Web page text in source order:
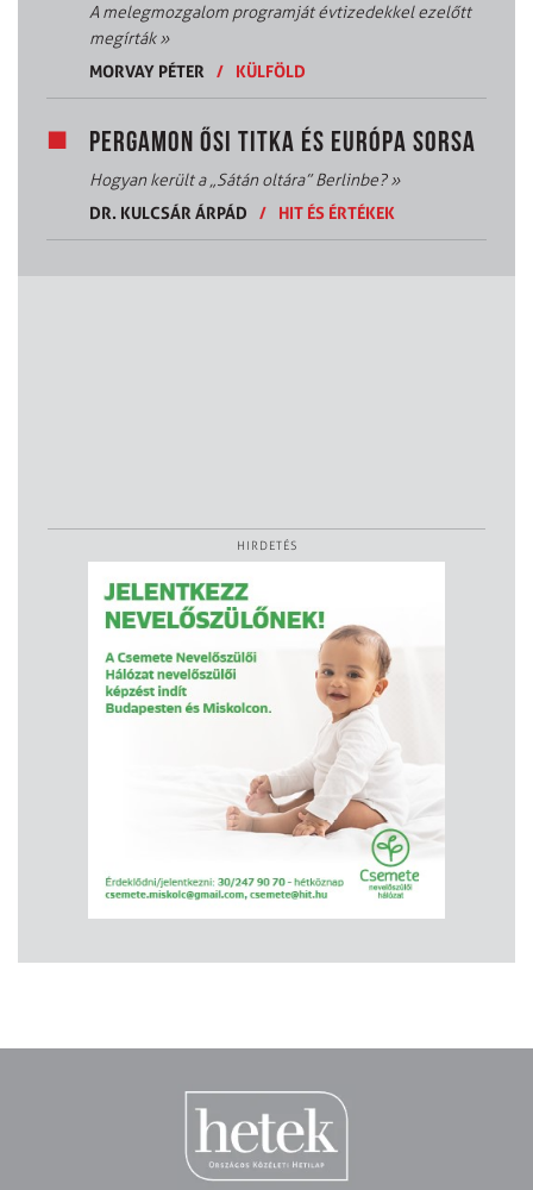
A melegmozgalom programját évtizedekkel ezelőtt
megírták»
MORVAY PÉTER
/ KÜLFÖLD
PERGAMON ŐSI TITKA ÉS EURÓPA SORSA
Hogyan került a „Sátán oltára” Berlinbe?»
DR. KULCSÁR ÁRPÁD
/ HIT ÉS ÉRTÉKEK
HIRDETÉS